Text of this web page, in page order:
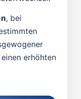
, bei
erhöhten